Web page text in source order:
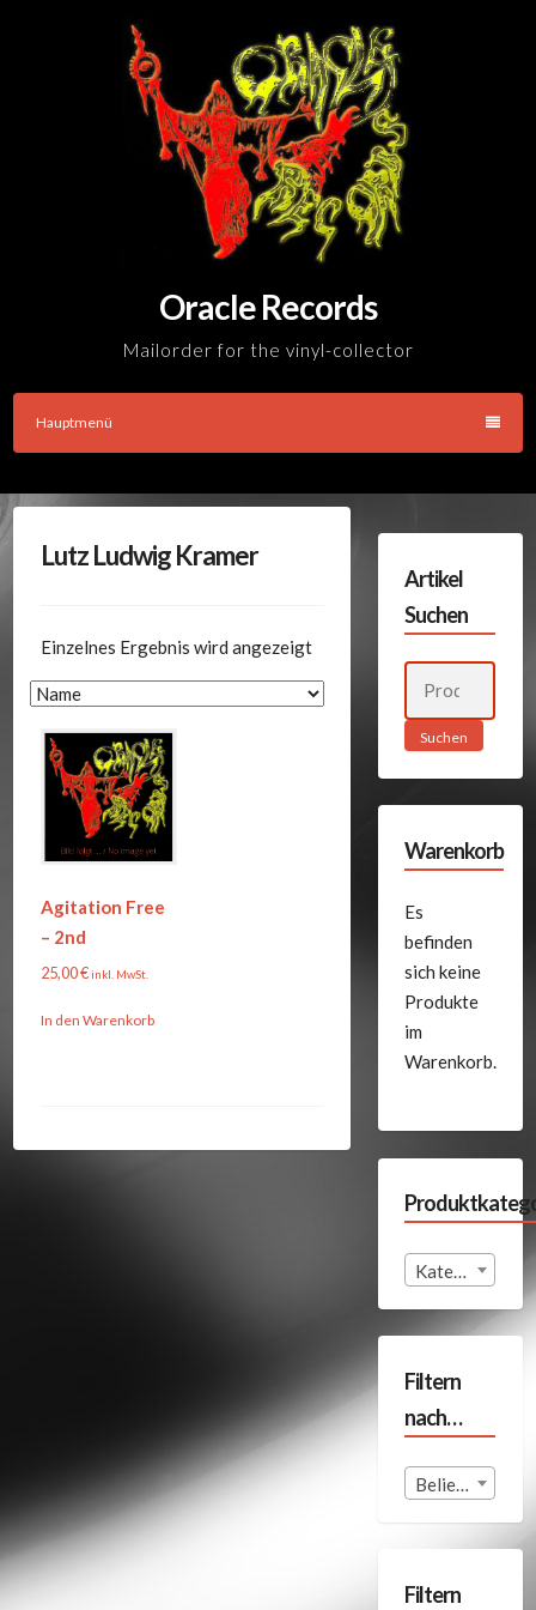
Oracle Records
Mailorder for the vinyl-collector
Hauptmenü
Lutz Ludwig Kramer
Einzelnes Ergebnis wird angezeigt
Agitation Free
– 2nd
25,00€inkl. MwSt.
In den Warenkorb
Artikel
Suchen
Suchen
Warenkorb
Es
befinden
sich keine
Produkte
im
Warenkorb.
Kategorie auswählen
Filtern
nach…
Beliebige Format
Filtern